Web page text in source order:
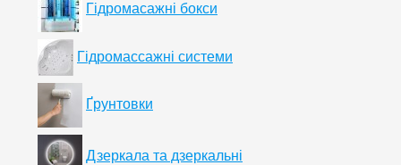
Гідромасажні бокси
Гідромассажні системи
Ґрунтовки
Дзеркала та дзеркальні